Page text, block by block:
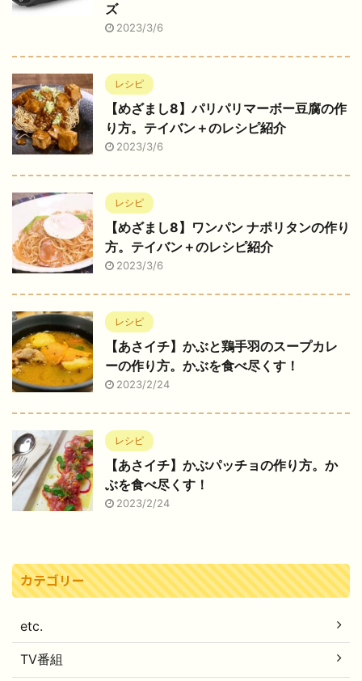
ズ
2023/3/6
レシピ
【めざまし8】パリパリマーボー豆腐の作
り方。テイバン＋のレシピ紹介
2023/3/6
レシピ
【めざまし8】ワンパン ナポリタンの作り
方。テイバン＋のレシピ紹介
2023/3/6
レシピ
【あさイチ】かぶと鶏手羽のスープカレ
ーの作り方。かぶを食べ尽くす！
2023/2/24
レシピ
【あさイチ】かぶパッチョの作り方。か
ぶを食べ尽くす！
2023/2/24
カテゴリー
etc.
TV番組